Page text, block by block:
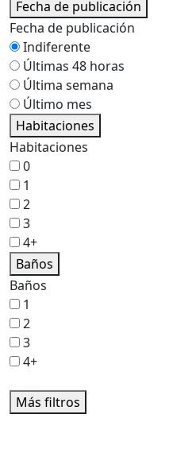
Fecha de publicación
Fecha de publicación
Indiferente
Últimas 48 horas
Última semana
Último mes
Habitaciones
Habitaciones
0
1
2
3
4+
Baños
Baños
1
2
3
4+
Más filtros